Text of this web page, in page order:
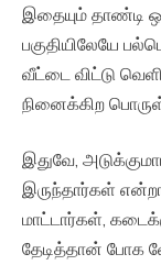
இதையும் தாண்டி
பகுதியிலேயே
வீட்டை விட்டு
நினைக்கிற
இதுவே,
இருந்தார்கள்
மாட்டார்கள்,
தேடித்தான் போக